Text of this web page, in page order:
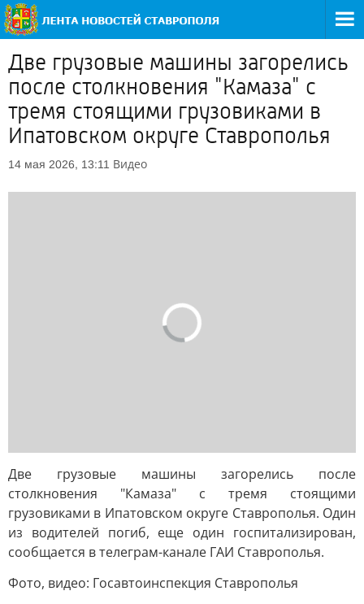
Две грузовые машины загорелись
после столкновения "Камаза" с
тремя стоящими грузовиками в
Ипатовском округе Ставрополья
14 мая 2026, 13:11 Видео
Две грузовые машины загорелись после
столкновения "Камаза" с тремя стоящими
грузовиками в Ипатовском округе Ставрополья. Один
из водителей погиб, еще один госпитализирован,
сообщается в телеграм-канале ГАИ Ставрополья.
Фото, видео: Госавтоинспекция Ставрополья